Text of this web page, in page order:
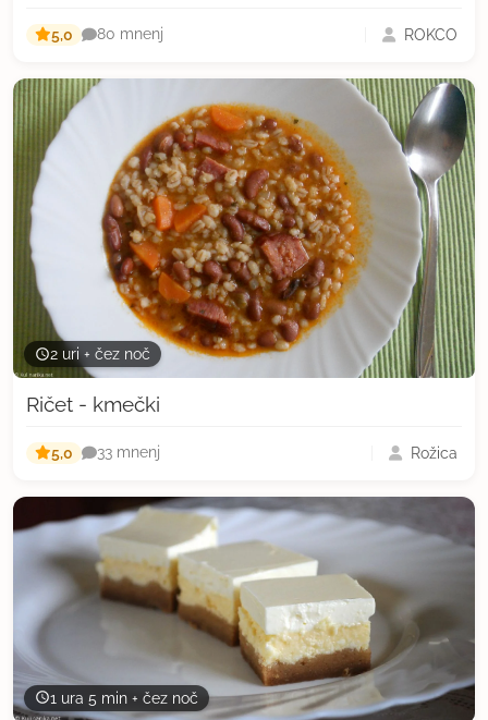
5,0 80 mnenj ROKCO
2 uri + čez noč
Ričet - kmečki
5,0 33 mnenj Rožica
1 ura 5 min + čez noč